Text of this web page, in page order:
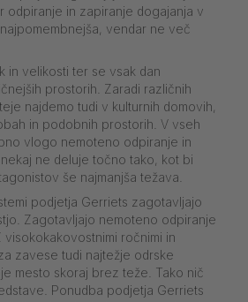
odpiranje in zapiranje dogajanja v
vendar ne več
in velikosti ter se vsak dan
prostorih. Zaradi različnih
najdemo tudi v kulturnih domovih,
in podobnih prostorih. V vseh
vlogo nemoteno odpiranje in
ne deluje točno tako, kot bi
še najmanjša težava.
podjetja Gerriets zagotavljajo
Zagotavljajo nemoteno odpiranje
ročnimi in
zavese tudi najtežje odrske
mesto skoraj brez teže. Tako nič
Ponudba podjetja Gerriets